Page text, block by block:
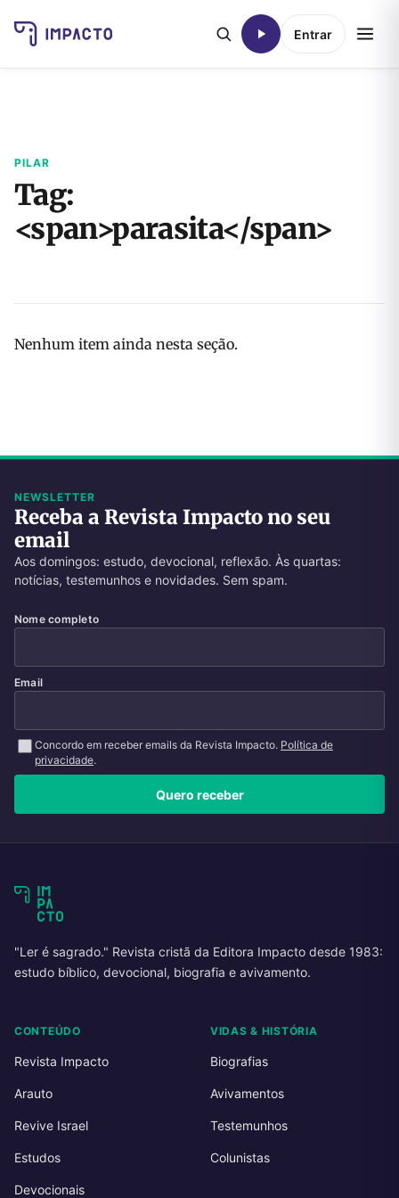
Entrar
PILAR
Tag:
<span>parasita</span>
Nenhum item ainda nesta seção.
NEWSLETTER
Receba a Revista Impacto no seu
email
Aos domingos: estudo, devocional, reflexão. Às quartas:
notícias, testemunhos e novidades. Sem spam.
Nome completo
Email
Concordo em receber emails da Revista Impacto. Política de
privacidade.
Quero receber
"Ler é sagrado." Revista cristã da Editora Impacto desde 1983:
estudo bíblico, devocional, biografia e avivamento.
CONTEÚDO
Revista Impacto
Arauto
Revive Israel
Estudos
Devocionais
VIDAS & HISTÓRIA
Biografias
Avivamentos
Testemunhos
Colunistas